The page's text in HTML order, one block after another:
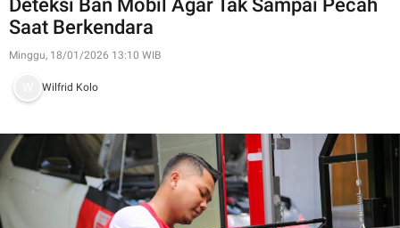
Deteksi Ban Mobil Agar Tak Sampai Pecah
Saat Berkendara
Minggu, 18/01/2026 13:10 WIB
Wilfrid Kolo